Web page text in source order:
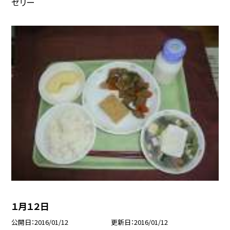
１月１２日
公開日 2016/01/12 更新日 2016/01/12